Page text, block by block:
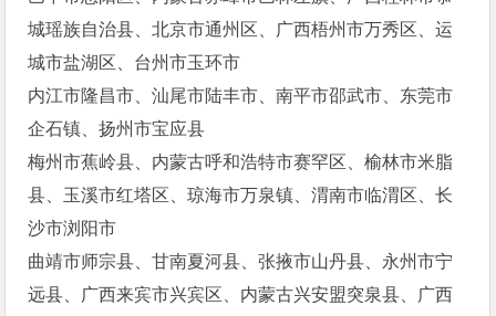
城瑶族自治县、北京市通州区、广西梧州市万秀区、运
城市盐湖区、台州市玉环市
内江市隆昌市、汕尾市陆丰市、南平市邵武市、东莞市
企石镇、扬州市宝应县
梅州市蕉岭县、内蒙古呼和浩特市赛罕区、榆林市米脂
县、玉溪市红塔区、琼海市万泉镇、渭南市临渭区、长
沙市浏阳市
曲靖市师宗县、甘南夏河县、张掖市山丹县、永州市宁
远县、广西来宾市兴宾区、内蒙古兴安盟突泉县、广西